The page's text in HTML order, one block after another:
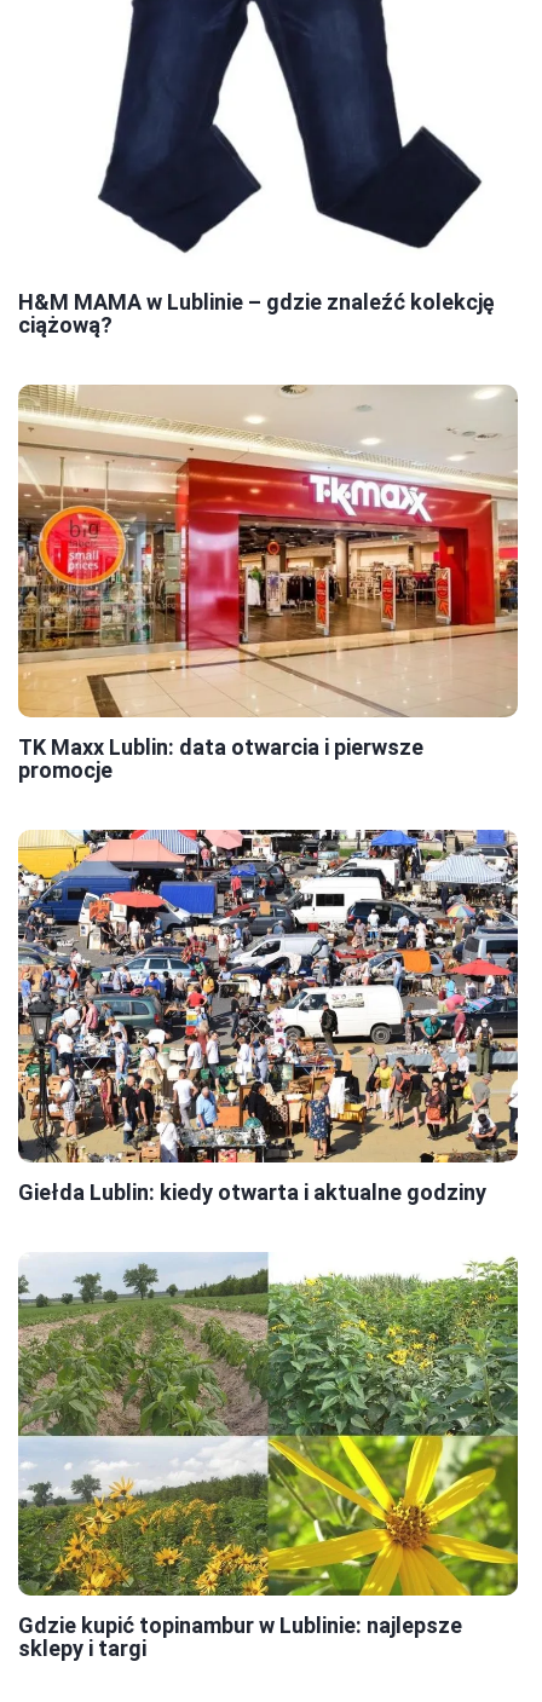
H&M MAMA w Lublinie – gdzie znaleźć kolekcję
ciążową?
TK Maxx Lublin: data otwarcia i pierwsze
promocje
Giełda Lublin: kiedy otwarta i aktualne godziny
Gdzie kupić topinambur w Lublinie: najlepsze
sklepy i targi